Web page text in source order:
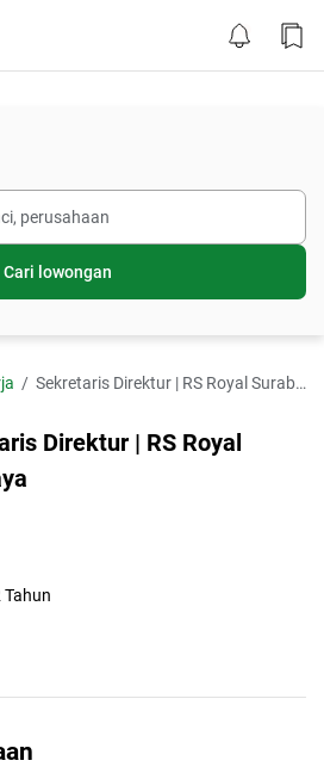
Cari lowongan
Sekretaris Direktur | RS Royal Surabaya
Direktur | RS Royal